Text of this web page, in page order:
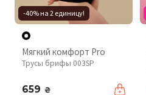
-40% на 2 единицу!
Мягкий комфорт Pro
Трусы брифы 003SP
659 ₴